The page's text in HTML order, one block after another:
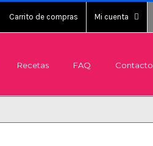
Carrito de compras Mi cuenta
Recetas FAQ Contacto